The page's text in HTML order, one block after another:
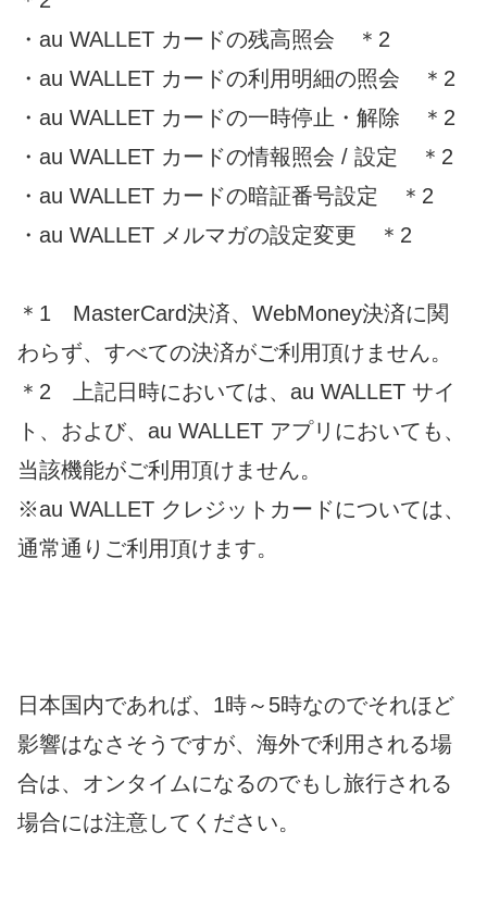
・au WALLET カードの残高照会 ＊2
・au WALLET カードの利用明細の照会 ＊2
・au WALLET カードの一時停止・解除 ＊2
・au WALLET カードの情報照会 / 設定 ＊2
・au WALLET カードの暗証番号設定 ＊2
・au WALLET メルマガの設定変更 ＊2
＊1 MasterCard決済、WebMoney決済に関
わらず、すべての決済がご利用頂けません。
＊2 上記日時においては、au WALLET サイ
ト、および、au WALLET アプリにおいても、
当該機能がご利用頂けません。
※au WALLET クレジットカードについては、
通常通りご利用頂けます。
日本国内であれば、1時～5時なのでそれほど
影響はなさそうですが、海外で利用される場
合は、オンタイムになるのでもし旅行される
場合には注意してください。